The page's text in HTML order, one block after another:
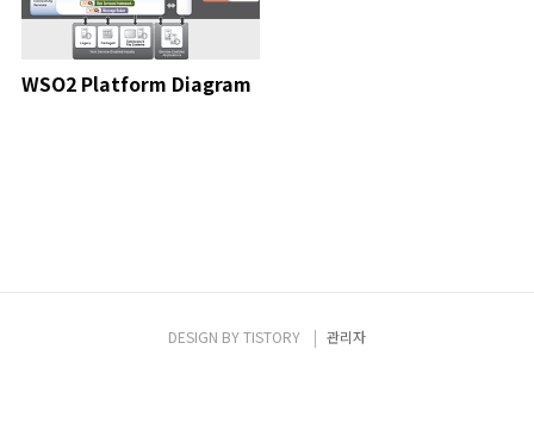
WSO2 Platform Diagram
DESIGN BYTISTORY 관리자